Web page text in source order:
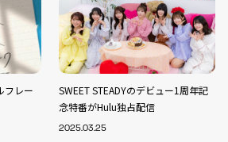
フレー
SWEET STEADYのデビュー1周年記
念特番がHulu独占配信
2025.03.25